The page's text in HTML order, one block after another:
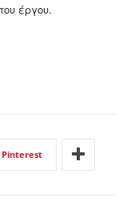
έργου.
Pinterest